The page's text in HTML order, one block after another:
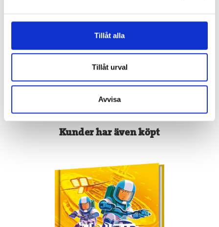
Tillåt alla
Tillåt urval
Avvisa
Visa Alla
Kunder har även köpt